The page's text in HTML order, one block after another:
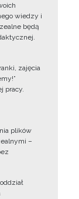
wiedzy i
będą
zajęcia
pracy.
plików
–